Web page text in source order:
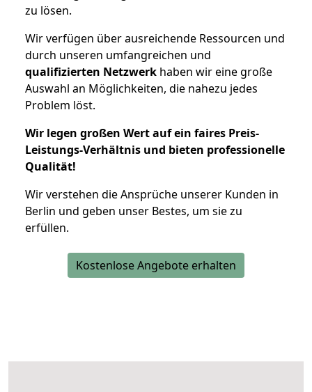
zu lösen.
Wir verfügen über ausreichende Ressourcen und
durch unseren umfangreichen und
qualifizierten Netzwerk haben wir eine große
Auswahl an Möglichkeiten, die nahezu jedes
Problem löst.
Wir legen großen Wert auf ein faires Preis-
Leistungs-Verhältnis und bieten professionelle
Qualität!
Wir verstehen die Ansprüche unserer Kunden in
Berlin und geben unser Bestes, um sie zu
erfüllen.
Kostenlose Angebote erhalten